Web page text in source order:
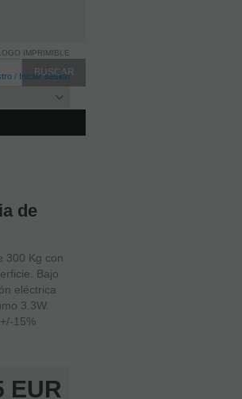
/ Iniciar sesión
IMPRIMIBLE
de
300 Kg con
Bajo
eléctrica
3.3W.
15%
EUR